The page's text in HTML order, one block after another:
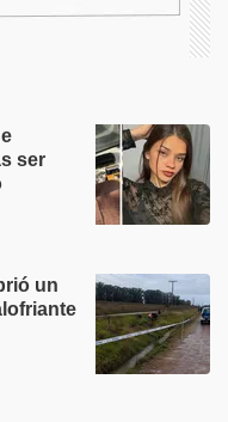
ser
un